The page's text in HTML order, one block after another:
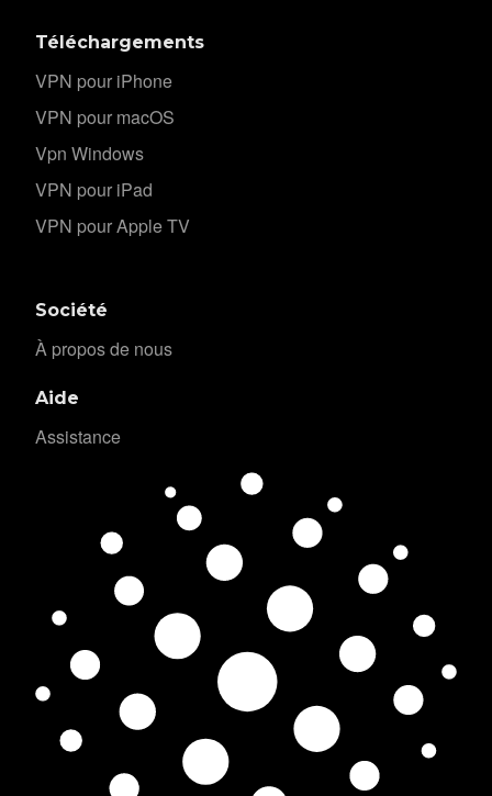
Téléchargements
VPN pour iPhone
VPN pour macOS
Vpn Windows
VPN pour iPad
VPN pour Apple TV
Société
À propos de nous
Aide
Assistance